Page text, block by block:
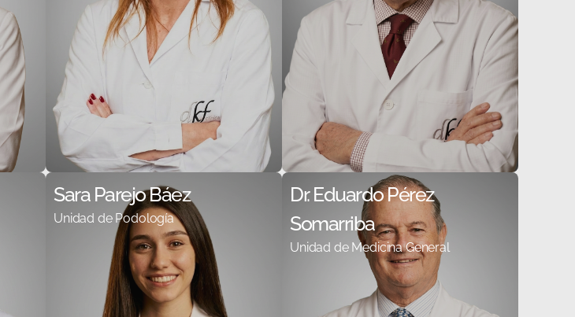
Sara Parejo Báez
Unidad de Podología
Dr. Eduardo Pérez
Somarriba
Unidad de Medicina General